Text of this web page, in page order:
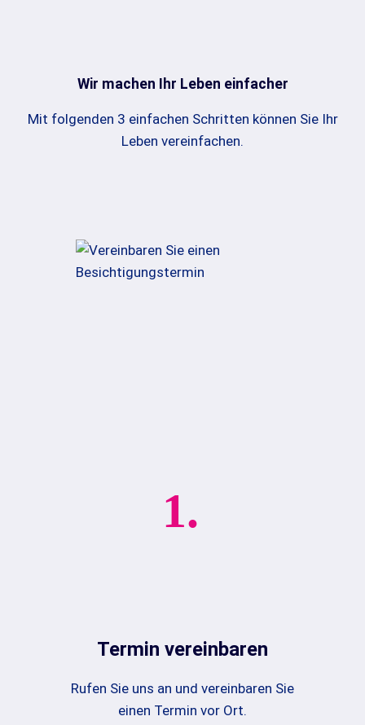
Wir machen Ihr Leben einfacher
Mit folgenden 3 einfachen Schritten können Sie Ihr
Leben vereinfachen.
1.
Termin vereinbaren
Rufen Sie uns an und vereinbaren Sie
einen Termin vor Ort.